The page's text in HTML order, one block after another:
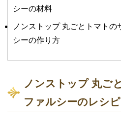
シーの材料
ノンストップ 丸ごとトマトの
シーの作り方
ノンストップ 丸ご
ファルシーのレシピ